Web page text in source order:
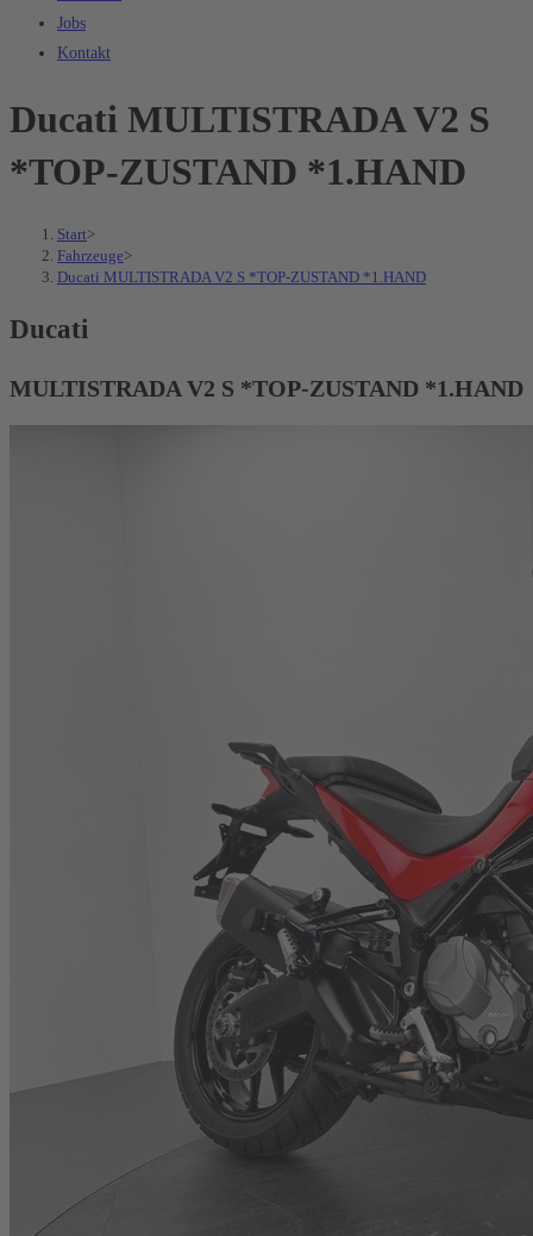
Jobs
Kontakt
Ducati MULTISTRADA V2 S
*TOP-ZUSTAND *1.HAND
Start>
Fahrzeuge>
Ducati MULTISTRADA V2 S *TOP-ZUSTAND *1.HAND
Ducati
MULTISTRADA V2 S *TOP-ZUSTAND *1.HAND